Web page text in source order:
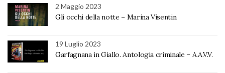
2 Maggio 2023
Gli occhi della notte – Marina Visentin
19 Luglio 2023
Garfagnana in Giallo. Antologia criminale – A.A.V.V.